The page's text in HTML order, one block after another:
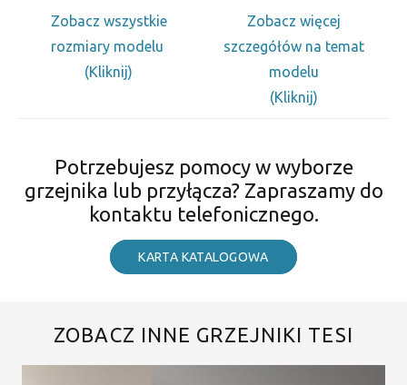
Zobacz wszystkie
rozmiary modelu
(Kliknij)
Zobacz więcej
szczegółów na temat
modelu
(Kliknij)
Potrzebujesz pomocy w wyborze
grzejnika lub przyłącza? Zapraszamy do
kontaktu telefonicznego.
KARTA KATALOGOWA
ZOBACZ INNE GRZEJNIKI TESI